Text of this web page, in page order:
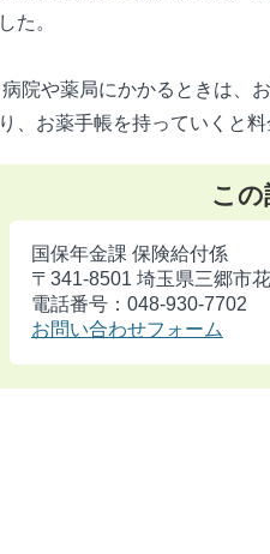
した。
病院や薬局にかかるときは、
り、お薬手帳を持っていくと
こ
国保年金課 保険給付係
〒341-8501 埼玉県三郷市
電話番号：048-930-7702
お問い合わせフォーム